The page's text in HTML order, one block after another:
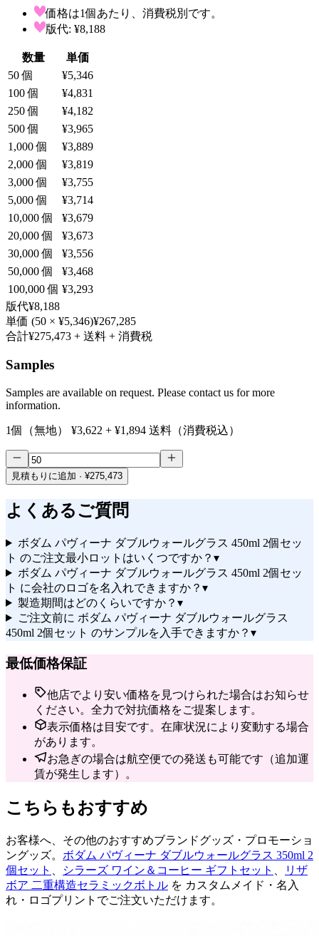
価格は1個あたり、消費税別です。
版代: ¥8,188
数量
単価
50 個
¥5,346
100 個
¥4,831
250 個
¥4,182
500 個
¥3,965
1,000 個
¥3,889
2,000 個
¥3,819
3,000 個
¥3,755
5,000 個
¥3,714
10,000 個
¥3,679
20,000 個
¥3,673
30,000 個
¥3,556
50,000 個
¥3,468
100,000 個 ¥3,293
版代¥8,188
単価 (50 × ¥5,346)¥267,285
合計¥275,473 + 送料 + 消費税
Samples
Samples are available on request. Please contact us for more
information.
1個（無地） ¥3,622 + ¥1,894 送料（消費税込）
見積もりに追加 · ¥275,473
よくあるご質問
ボダム パヴィーナ ダブルウォールグラス 450ml 2個セッ
ト のご注文最小ロットはいくつですか？ ▾
ボダム パヴィーナ ダブルウォールグラス 450ml 2個セッ
ト に会社のロゴを名入れできますか？ ▾
製造期間はどのくらいですか？ ▾
ご注文前に ボダム パヴィーナ ダブルウォールグラス
450ml 2個セット のサンプルを入手できますか？ ▾
最低価格保証
他店でより安い価格を見つけられた場合はお知らせ
ください。全力で対抗価格をご提案します。
表示価格は目安です。在庫状況により変動する場合
があります。
お急ぎの場合は航空便での発送も可能です（追加運
賃が発生します）。
こちらもおすすめ
お客様へ、その他のおすすめブランドグッズ・プロモーショ
ングッズ。 ボダム パヴィーナ ダブルウォールグラス 350ml 2
個セット
シラーズ ワイン＆コーヒー ギフトセット
リザ
ボア 二重構造セラミックボトル を カスタムメイド・名入
れ・ロゴプリントでご注文いただけます。